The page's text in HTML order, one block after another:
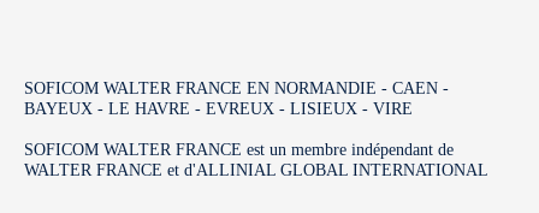
SOFICOM WALTER FRANCE EN NORMANDIE - CAEN -
BAYEUX - LE HAVRE - EVREUX - LISIEUX - VIRE
SOFICOM WALTER FRANCE est un membre indépendant de
WALTER FRANCE et d'ALLINIAL GLOBAL INTERNATIONAL